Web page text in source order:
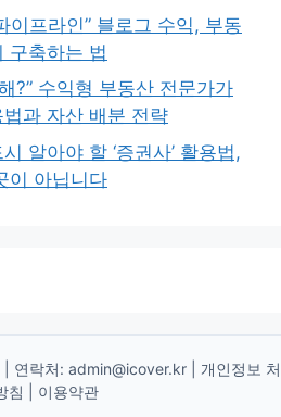
이프라인” 블로그 수익, 부동
구축하는 법
?” 수익형 부동산 전문가가
과 자산 배분 전략
알아야 할 ‘증권사’ 활용법,
이 아닙니다
연락처: admin@icover.kr
개인정보 처
침
이용약관